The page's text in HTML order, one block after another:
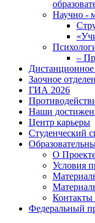
Научно -
–
Дистанционное
Заочное
ГИА 2026
Наши
Центр карьеры
Студенческий
О
Условия
Контакты
Федеральный